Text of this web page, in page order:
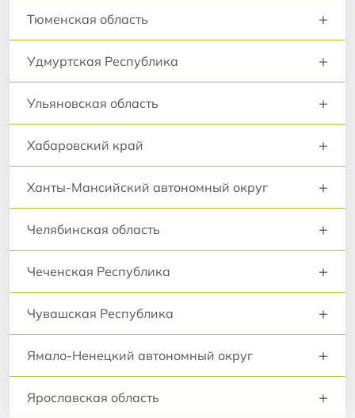
Тюменская область +
Удмуртская Республика +
Ульяновская область +
Хабаровский край +
Ханты-Мансийский автономный округ +
Челябинская область +
Чеченская Республика +
Чувашская Республика +
Ямало-Ненецкий автономный округ +
Ярославская область +